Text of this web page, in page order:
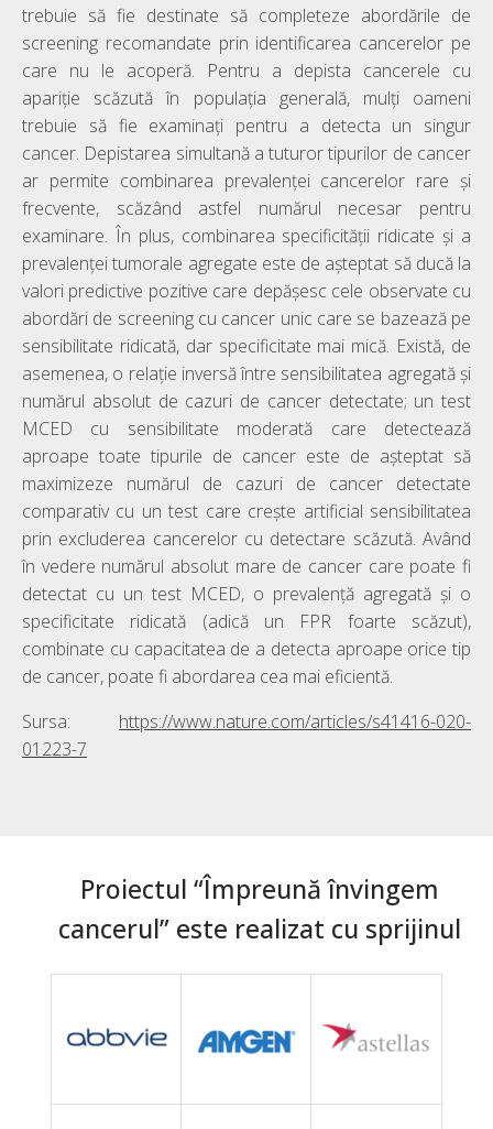
trebuie să fie destinate să completeze abordările de
screening recomandate prin identificarea cancerelor pe
care nu le acoperă. Pentru a depista cancerele cu
apariție scăzută în populația generală, mulți oameni
trebuie să fie examinați pentru a detecta un singur
cancer. Depistarea simultană a tuturor tipurilor de cancer
ar permite combinarea prevalenței cancerelor rare și
frecvente, scăzând astfel numărul necesar pentru
examinare. În plus, combinarea specificității ridicate și a
prevalenței tumorale agregate este de așteptat să ducă la
valori predictive pozitive care depășesc cele observate cu
abordări de screening cu cancer unic care se bazează pe
sensibilitate ridicată, dar specificitate mai mică. Există, de
asemenea, o relație inversă între sensibilitatea agregată și
numărul absolut de cazuri de cancer detectate; un test
MCED cu sensibilitate moderată care detectează
aproape toate tipurile de cancer este de așteptat să
maximizeze numărul de cazuri de cancer detectate
comparativ cu un test care crește artificial sensibilitatea
prin excluderea cancerelor cu detectare scăzută. Având
în vedere numărul absolut mare de cancer care poate fi
detectat cu un test MCED, o prevalență agregată și o
specificitate ridicată (adică un FPR foarte scăzut),
combinate cu capacitatea de a detecta aproape orice tip
de cancer, poate fi abordarea cea mai eficientă.
Sursa: https://www.nature.com/articles/s41416-020-
01223-7
Proiectul “Împreună învingem
cancerul” este realizat cu sprijinul